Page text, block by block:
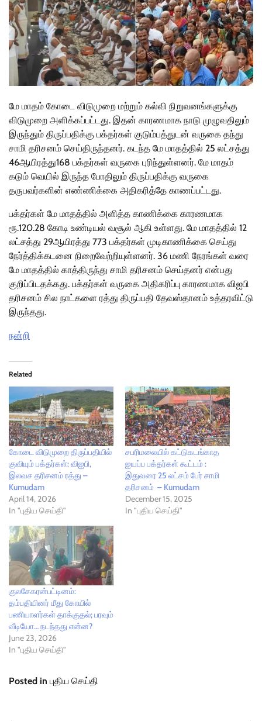
மே மாதம் கோடை விடுமுறை மற்றும் கல்வி நிறுவனங்களுக்கு
விடுமுறை அளிக்கப்பட்டது. இதன் காரணமாக நாடு முழுவதிலும்
இருந்தும் திருப்பதிக்கு பக்தர்கள் குடும்பத்துடன் வருகை தந்து
சாமி தரிசனம் செய்திருந்தனர். கடந்த மே மாதத்தில் 25 லட்சத்து
46ஆயிரத்து168 பக்தர்கள் வருகை புரிந்துள்ளனர். மே மாதம்
கடும் வெயில் இருந்த போதிலும் திருப்பதிக்கு வருகை
தருபவர்களின் எண்ணிக்கை அதிகரித்தே காணப்பட்டது.
பக்தர்கள் மே மாதத்தில் அளித்த காணிக்கை காரணமாக
ரூ.120.28 கோடி உண்டியல் வசூல் ஆகி உள்ளது. மே மாதத்தில் 12
லட்சத்து 29ஆயிரத்து 773 பக்தர்கள் முடிகாணிக்கை செய்து
நேர்த்திக்கடனை நிறைவேற்றியுள்ளனர். 36 மணி நேரங்கள் வரை
மே மாதத்தில் காத்திருந்து சாமி தரிசனம் செய்தனர் என்பது
குறிப்பிடதக்கது. பக்தர்கள் வருகை அதிகரிப்பு காரணமாக விஐபி
தரிசனம் சில நாட்களை ரத்து திருப்பதி தேவஸ்தானம் உத்தரவிட்டு
இருந்தது.
நன்றி
Related
கோடை விடுமுறை திருப்பதியில்
குவியும் பக்தர்கள்: விஐபி,
இலவச தரிசனம் ரத்து –
Kumudam
April 14, 2026
In "புதிய செய்தி"
சபரிமலையில் கட்டுகடங்காத
ஐயப்ப பக்தர்கள் கூட்டம் :
இதுவரை 25 லட்சம் பேர் சாமி
தரிசனம் – Kumudam
December 15, 2025
In "புதிய செய்தி"
குலசேகரன்பட்டினம்:
தம்பதியினர் மீது கோயில்
பணியாளர்கள் தாக்குதல்; பரவும்
வீடியோ… நடந்தது என்ன?
June 23, 2026
In "புதிய செய்தி"
Posted in புதிய செய்தி